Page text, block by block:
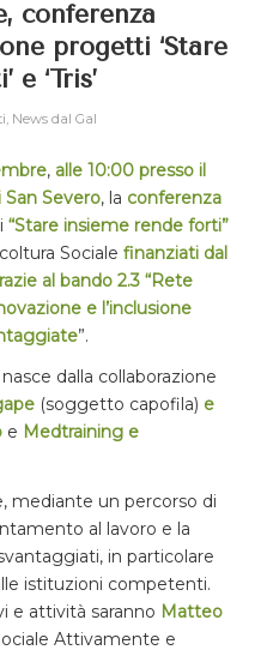
conferenza
progetti ‘Stare
‘Tris’
News dal Gal
, alle 10:00 presso il
Severo, la conferenza
“Stare insieme rende forti”
Sociale finanziati dal
al bando 2.3 “Rete
e l’inclusione
”.
nasce dalla collaborazione
(soggetto capofila) e
e Medtraining e
mediante un percorso di
al lavoro e la
in particolare
istituzioni competenti.
e attività saranno Matteo
Attivamente e